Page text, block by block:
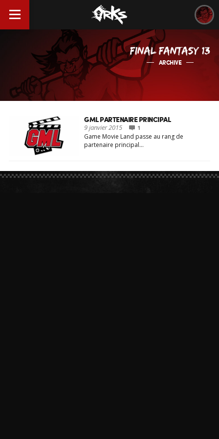
FINAL FANTASY 13
ARCHIVE
GML PARTENAIRE PRINCIPAL
9 janvier 2015 1
Game Movie Land passe au rang de
partenaire principal…